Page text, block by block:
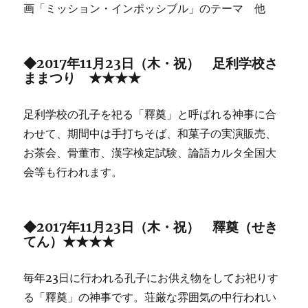
画「ミッション・インポッシブル」のテーマ 他
◆2017年11月23日（木・祝） 足利学校さ
ままつり ★★★★
足利学校の孔子を祀る「釋奠」と呼ばれる神事に合
わせて、期間中は手打ちそば、和菓子の実演販売、
お茶会、骨董市、漢字検定試験、論語カルタ全国大
会等も行われます。
◆2017年11月23日（木・祝） 釋奠（せき
てん）★★★★
毎年23日に行われる孔子にお供え物をしてお祀りす
る「釋奠」の神事です。荘厳な雰囲気の中行われい